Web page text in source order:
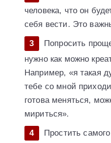
человека, что он
себя вести. Это
Попросить
нужно как можно
Например, «я такая
тебе со мной
готова меняться,
мириться».
Простить